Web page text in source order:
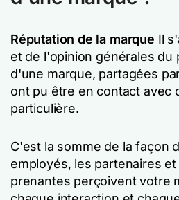
Réputation de la marque Il
et de l'opinion générales du
d'une marque, partagées
ont pu être en contact avec
particulière.
C'est la somme de la façon
employés, les partenaires
prenantes perçoivent votre